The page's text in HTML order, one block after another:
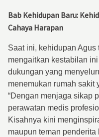
Bab Kehidupan Baru:
Cahaya Harapan
Saat ini, kehidupan Agus
mengaitkan kestabilan
dukungan yang
menemukan rumah sakit
“Dengan menjaga sikap
perawatan medis
Kisahnya kini
maupun teman